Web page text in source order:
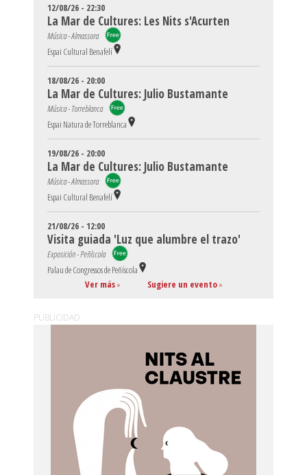
12/08/26 - 22:30
La Mar de Cultures: Les Nits s'Acurten
Música - Almassora
Espai Cultural Benafelí
18/08/26 - 20:00
La Mar de Cultures: Julio Bustamante
Música - Torreblanca
Espai Natura de Torreblanca
19/08/26 - 20:00
La Mar de Cultures: Julio Bustamante
Música - Almassora
Espai Cultural Benafelí
21/08/26 - 12:00
Visita guiada 'Luz que alumbre el trazo'
Exposición - Peñíscola
Palau de Congressos de Peñíscola
Ver más» Sugiere un evento»
PUBLICIDAD